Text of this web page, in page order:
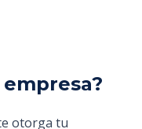
otorga tu